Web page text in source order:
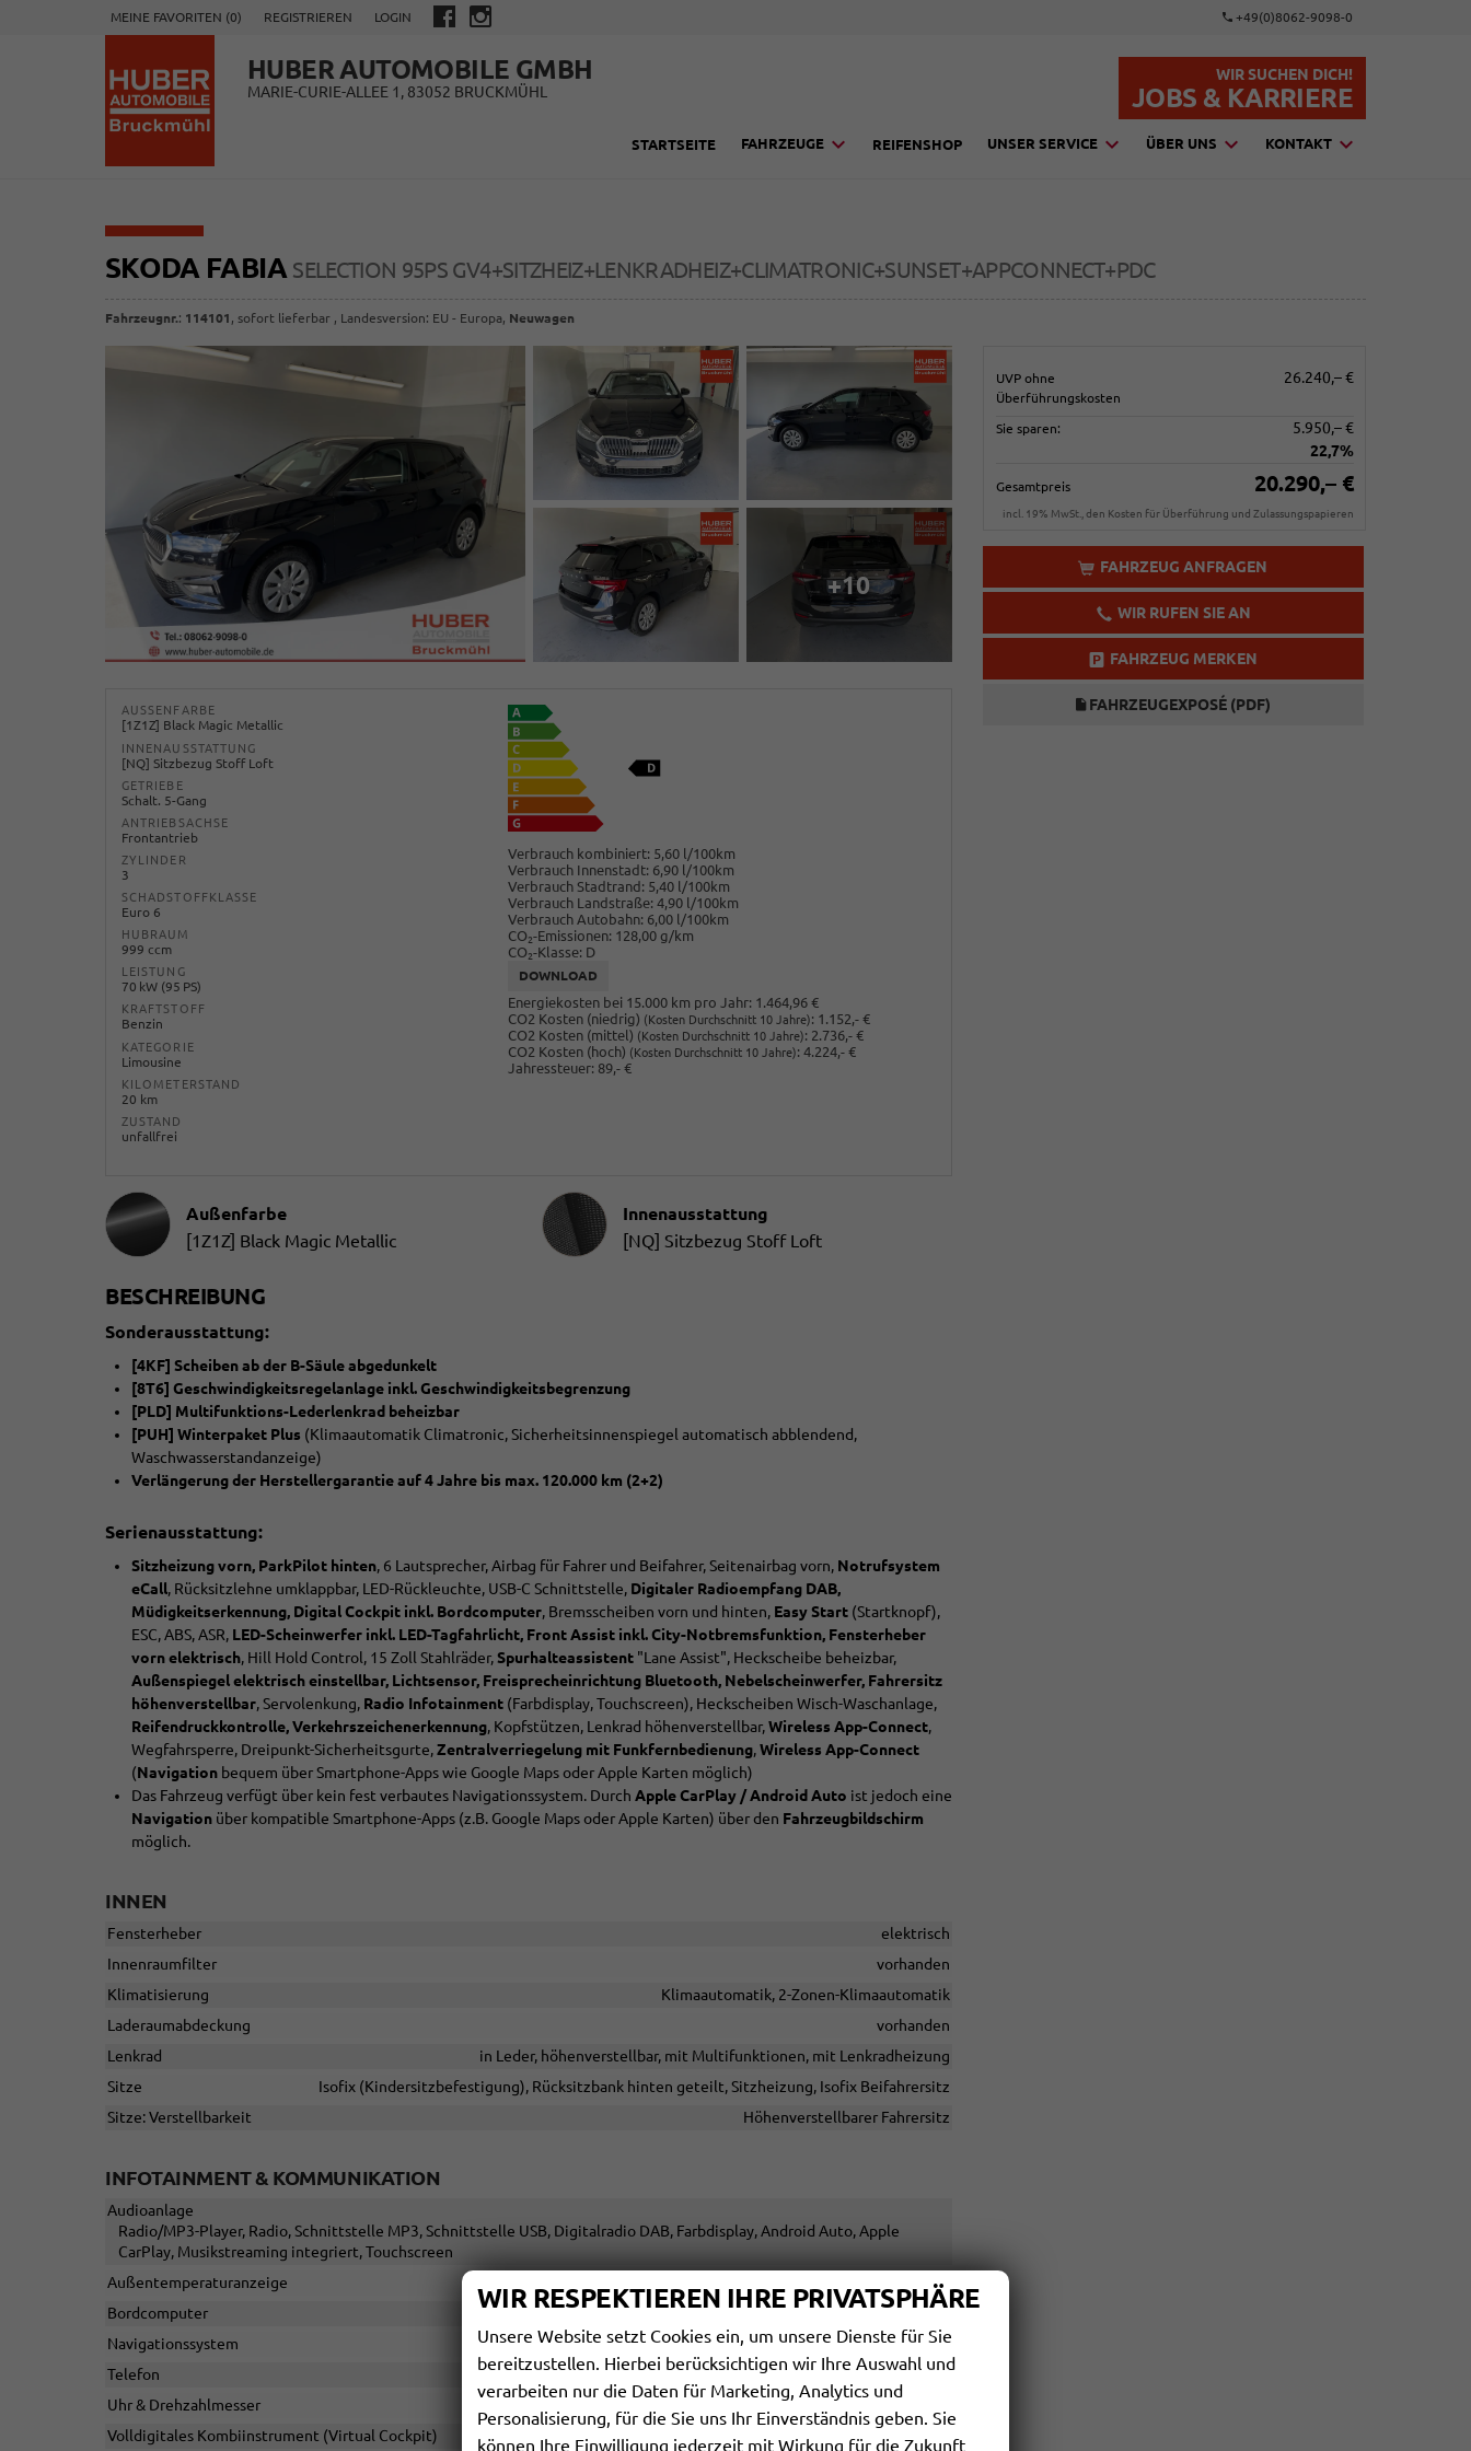
MEINE FAVORITEN (0) REGISTRIEREN LOGIN +49(0)8062-9098-0
HUBER AUTOMOBILE GMBH
MARIE-CURIE-ALLEE 1, 83052 BRUCKMÜHL
WIR SUCHEN DICH!
JOBS & KARRIERE
STARTSEITE FAHRZEUGE REIFENSHOP UNSER SERVICE ÜBER UNS KONTAKT
SKODA FABIA SELECTION 95PS GV4+SITZHEIZ+LENKRADHEIZ+CLIMATRONIC+SUNSET+APPCONNECT+PDC
Fahrzeugnr.: 114101 , sofort lieferbar , Landesversion: EU - Europa, Neuwagen
UVP ohne
Überführungskosten
26.240,– €
Sie sparen:
5.950,– €
22,7%
Gesamtpreis 20.290,– €
incl. 19% MwSt., den Kosten für Überführung und Zulassungspapieren
FAHRZEUG ANFRAGEN
WIR RUFEN SIE AN
FAHRZEUG MERKEN
FAHRZEUGEXPOSÉ (PDF)
+10
AUSSENFARBE
[1Z1Z] Black Magic Metallic
INNENAUSSTATTUNG
[NQ] Sitzbezug Stoff Loft
GETRIEBE
Schalt. 5-Gang
ANTRIEBSACHSE
Frontantrieb
ZYLINDER
3
SCHADSTOFFKLASSE
Euro 6
HUBRAUM
999 ccm
LEISTUNG
70 kW (95 PS)
KRAFTSTOFF
Benzin
KATEGORIE
Limousine
KILOMETERSTAND
20 km
ZUSTAND
unfallfrei
Verbrauch kombiniert: 5,60 l/100km
Verbrauch Innenstadt: 6,90 l/100km
Verbrauch Stadtrand: 5,40 l/100km
Verbrauch Landstraße: 4,90 l/100km
Verbrauch Autobahn: 6,00 l/100km
CO2-Emissionen: 128,00 g/km
CO2-Klasse: D
DOWNLOAD
Energiekosten bei 15.000 km pro Jahr: 1.464,96 €
CO2 Kosten (niedrig) (Kosten Durchschnitt 10 Jahre): 1.152,- €
CO2 Kosten (mittel) (Kosten Durchschnitt 10 Jahre): 2.736,- €
CO2 Kosten (hoch) (Kosten Durchschnitt 10 Jahre): 4.224,- €
Jahressteuer: 89,- €
Außenfarbe
[1Z1Z] Black Magic Metallic
Innenausstattung
Innenausstattung
[NQ] Sitzbezug Stoff Loft
BESCHREIBUNG
Sonderausstattung:
[4KF] Scheiben ab der B-Säule abgedunkelt
[8T6] Geschwindigkeitsregelanlage inkl. Geschwindigkeitsbegrenzung
[PLD] Multifunktions-Lederlenkrad beheizbar
[PUH] Winterpaket Plus (Klimaautomatik Climatronic, Sicherheitsinnenspiegel automatisch abblendend,
Waschwasserstandanzeige)
Verlängerung der Herstellergarantie auf 4 Jahre bis max. 120.000 km (2+2)
Serienausstattung:
Sitzheizung vorn, ParkPilot hinten, 6 Lautsprecher, Airbag für Fahrer und Beifahrer, Seitenairbag vorn, Notrufsystem
eCall, Rücksitzlehne umklappbar, LED-Rückleuchte, USB-C Schnittstelle, Digitaler Radioempfang DAB,
Müdigkeitserkennung, Digital Cockpit inkl. Bordcomputer, Bremsscheiben vorn und hinten, Easy Start (Startknopf),
ESC, ABS, ASR, LED-Scheinwerfer inkl. LED-Tagfahrlicht, Front Assist inkl. City-Notbremsfunktion, Fensterheber
vorn elektrisch, Hill Hold Control, 15 Zoll Stahlräder,Spurhalteassistent "Lane Assist", Heckscheibe beheizbar,
Außenspiegel elektrisch einstellbar, Lichtsensor, Freisprecheinrichtung Bluetooth, Nebelscheinwerfer, Fahrersitz
höhenverstellbar, Servolenkung, Radio Infotainment (Farbdisplay, Touchscreen), Heckscheiben Wisch-Waschanlage,
Reifendruckkontrolle, Verkehrszeichenerkennung, Kopfstützen, Lenkrad höhenverstellbar,Wireless App-Connect,
Wegfahrsperre, Dreipunkt-Sicherheitsgurte,Zentralverriegelung mit Funkfernbedienung,Wireless App-Connect
(Navigation bequem über Smartphone-Apps wie Google Maps oder Apple Karten möglich)
Das Fahrzeug verfügt über kein fest verbautes Navigationssystem. Durch Apple CarPlay / Android Auto ist jedoch eine
Navigation über kompatible Smartphone-Apps (z.B. Google Maps oder Apple Karten) über den Fahrzeugbildschirm
möglich.
INNEN
Fensterheber
elektrisch
Innenraumfilter
vorhanden
Klimatisierung
Klimaautomatik, 2-Zonen-Klimaautomatik
Laderaumabdeckung
vorhanden
Lenkrad
in Leder, höhenverstellbar, mit Multifunktionen, mit Lenkradheizung
Sitze
Isofix (Kindersitzbefestigung), Rücksitzbank hinten geteilt, Sitzheizung, Isofix Beifahrersitz
Sitze: Verstellbarkeit
Höhenverstellbarer Fahrersitz
INFOTAINMENT & KOMMUNIKATION
Audioanlage
Radio/MP3-Player, Radio, Schnittstelle MP3, Schnittstelle USB, Digitalradio DAB, Farbdisplay, Android Auto, Apple
CarPlay, Musikstreaming integriert, Touchscreen
Außentemperaturanzeige
vorhanden
Bordcomputer
vorhanden
Navigationssystem
Navigation
Telefon
Freisprecheinrichtung, Bluetooth
Uhr & Drehzahlmesser
Volldigitales Kombiinstrument (Virtual Cockpit)
vorhanden
WIR RESPEKTIEREN IHRE PRIVATSPHÄRE
Unsere Website setzt Cookies ein, um unsere Dienste für Sie
bereitzustellen. Hierbei berücksichtigen wir Ihre Auswahl und
verarbeiten nur die Daten für Marketing, Analytics und
Personalisierung, für die Sie uns Ihr Einverständnis geben. Sie
können Ihre Einwilligung jederzeit mit Wirkung für die Zukunft